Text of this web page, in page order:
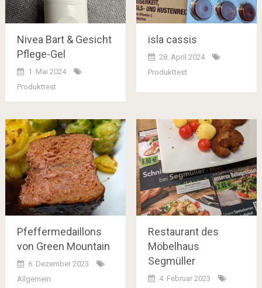
Nivea Bart & Gesicht
Pflege-Gel
1. Mai 2024
Produkttest
isla cassis
28. April 2024
Produkttest
Pfeffermedaillons
von Green Mountain
6. Dezember 2023
Allgemein
Restaurant des
Möbelhaus
Segmüller
4. Februar 2023